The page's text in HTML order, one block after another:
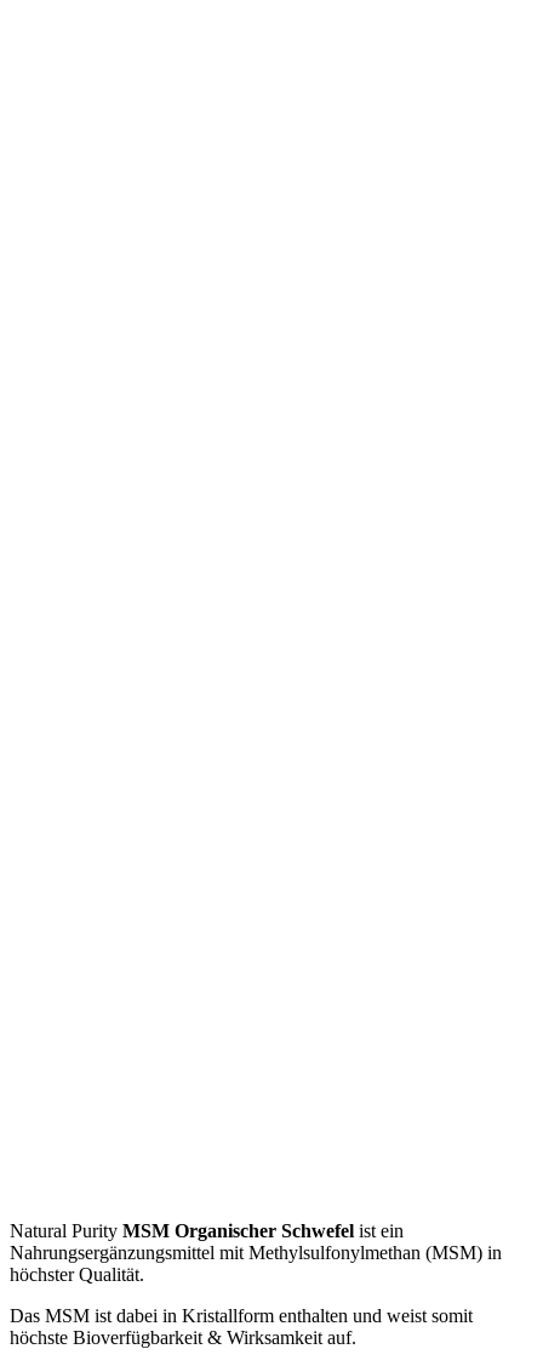
Natural Purity MSM Organischer Schwefel ist ein
Nahrungsergänzungsmittel mit Methylsulfonylmethan (MSM) in
höchster Qualität.
Das MSM ist dabei in Kristallform enthalten und weist somit
höchste Bioverfügbarkeit & Wirksamkeit auf.